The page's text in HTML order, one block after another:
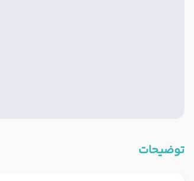
توضیحات